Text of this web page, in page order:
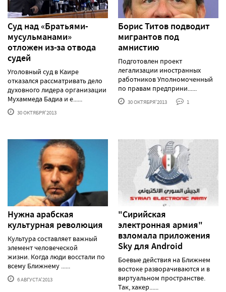
Суд над «Братьями-
мусульманами»
отложен из-за отвода
судей
Уголовный суд в Каире
отказался рассматривать дело
духовного лидера организации
Мухаммеда Бадиа и е......
30 ОКТЯБРЯ'2013
Борис Титов подводит
мигрантов под
амнистию
Подготовлен проект
легализации иностранных
работников Уполномоченный
по правам предприни......
30 ОКТЯБРЯ'2013 1
Нужна арабская
культурная революция
Культура составляет важный
элемент человеческой
жизни. Когда люди восстали по
всему Ближнему ......
6 АВГУСТА'2013
"Сирийская
электронная армия"
взломала приложения
Sky для Android
Боевые действия на Ближнем
востоке разворачиваются и в
виртуальном пространстве.
Так, хакер......